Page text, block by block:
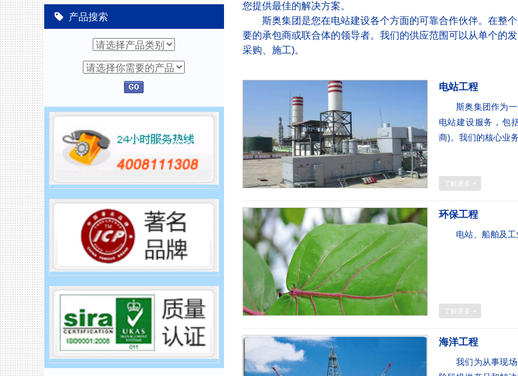
产品搜索
您提供最佳的解决方案。
斯奥集团是您在电站建设各个方面的可靠合作伙伴。在整个
要的承包商或联合体的领导者。我们的供应范围可以从单个的
采购、施工)。
电站工程
斯奥集团作为一
电站建设服务，包
商)。我们的核心业
了解更多 +
环保工程
电站、船舶及工业
了解更多 +
海洋工程
我们为从事现场